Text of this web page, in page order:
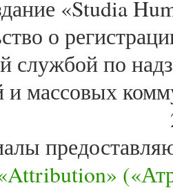
«Studia
о
службой по
и массовых